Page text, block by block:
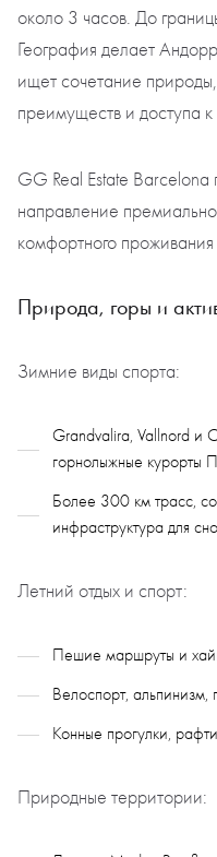
около 3 часов. До
География делает
ищет сочетание
преимуществ и доступа
GG Real Estate Barcelona
направление
комфортного проживания
Природа, горы и
Зимние виды спорта:
Grandvalira, Vallnord и
горнолыжные курорты
Более 300 км трасс,
инфраструктура для
Летний отдых и спорт:
Пешие маршруты и
Велоспорт, альпинизм,
Конные прогулки,
Природные территории: